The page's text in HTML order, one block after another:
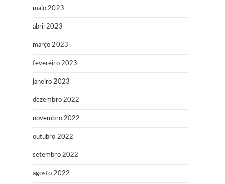
maio 2023
abril 2023
março 2023
fevereiro 2023
janeiro 2023
dezembro 2022
novembro 2022
outubro 2022
setembro 2022
agosto 2022